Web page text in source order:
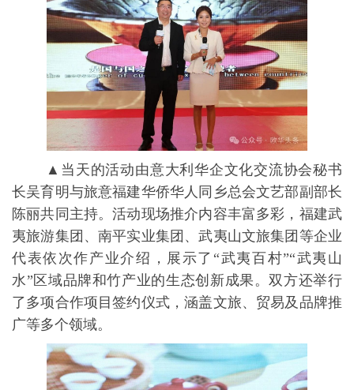
▲当天的活动由意大利华企文化交流协会秘书
长吴育明与旅意福建华侨华人同乡总会文艺部副部长
陈丽共同主持。活动现场推介内容丰富多彩，福建武
夷旅游集团、南平实业集团、武夷山文旅集团等企业
代表依次作产业介绍，展示了“武夷百村”“武夷山
水”区域品牌和竹产业的生态创新成果。双方还举行
了多项合作项目签约仪式，涵盖文旅、贸易及品牌推
广等多个领域。